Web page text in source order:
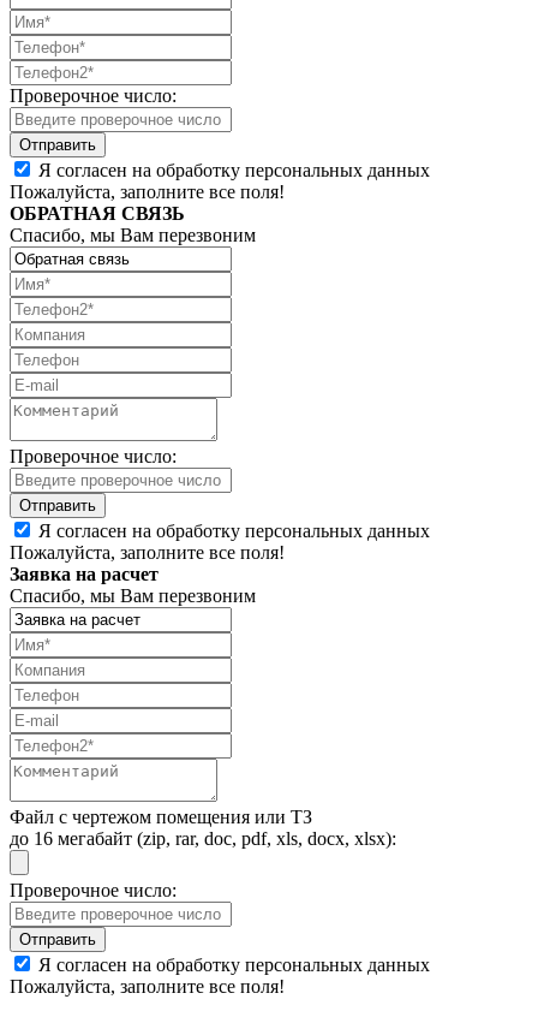
Проверочное число:
Я согласен на обработку персональных данных
Пожалуйста, заполните все поля!
ОБРАТНАЯ СВЯЗЬ
Спасибо, мы Вам перезвоним
Проверочное число:
Я согласен на обработку персональных данных
Пожалуйста, заполните все поля!
Заявка на расчет
Спасибо, мы Вам перезвоним
Файл с чертежом помещения или ТЗ
до 16 мегабайт (zip, rar, doc, pdf, xls, docx, xlsx):
Проверочное число:
Я согласен на обработку персональных данных
Пожалуйста, заполните все поля!